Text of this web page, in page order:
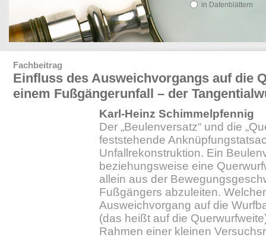
in Datenblättern
Fachbeitrag
Einfluss des Ausweichvorgangs auf die
einem Fußgängerunfall – der
Karl-Heinz Schimmelpfennig
Der „Beulenversatz“ und die
feststehende
Unfallrekonstruktion. Ein
beziehungsweise eine
allein aus der
Fußgängers abzuleiten.
Ausweichvorgang auf die
(das heißt auf die
Rahmen einer kleinen